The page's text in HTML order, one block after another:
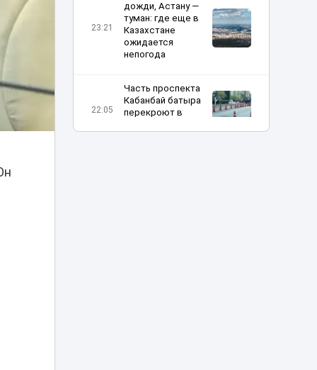
23:21
дожди, Астану —
туман: где еще в
Казахстане
ожидается
непогода
22:05
Часть проспекта
Кабанбай батыра
перекроют в